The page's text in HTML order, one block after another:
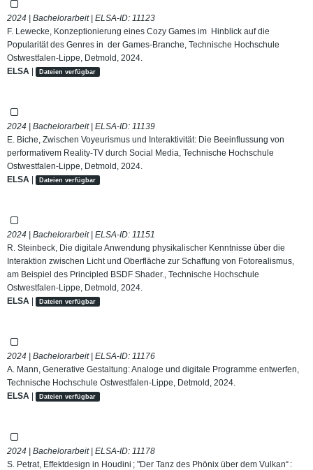
2024 | Bachelorarbeit | ELSA-ID: 11123
F. Lewecke, Konzeptionierung eines Cozy Games im Hinblick auf die
Popularität des Genres in der Games-Branche, Technische Hochschule
Ostwestfalen-Lippe, Detmold, 2024.
ELSA | Dateien verfügbar
2024 | Bachelorarbeit | ELSA-ID: 11139
E. Biche, Zwischen Voyeurismus und Interaktivität: Die Beeinflussung von
performativem Reality-TV durch Social Media, Technische Hochschule
Ostwestfalen-Lippe, Detmold, 2024.
ELSA | Dateien verfügbar
2024 | Bachelorarbeit | ELSA-ID: 11151
R. Steinbeck, Die digitale Anwendung physikalischer Kenntnisse über die
Interaktion zwischen Licht und Oberfläche zur Schaffung von Fotorealismus,
am Beispiel des Principled BSDF Shader., Technische Hochschule
Ostwestfalen-Lippe, Detmold, 2024.
ELSA | Dateien verfügbar
2024 | Bachelorarbeit | ELSA-ID: 11176
A. Mann, Generative Gestaltung: Analoge und digitale Programme entwerfen,
Technische Hochschule Ostwestfalen-Lippe, Detmold, 2024.
ELSA | Dateien verfügbar
2024 | Bachelorarbeit | ELSA-ID: 11178
S. Petrat, Effektdesign in Houdini ; "Der Tanz des Phönix über dem Vulkan“ :